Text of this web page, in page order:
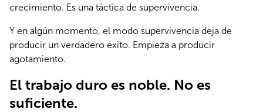
crecimiento. Es una táctica de supervivencia.
Y en algún momento, el modo supervivencia deja de
producir un verdadero éxito. Empieza a producir
agotamiento.
El trabajo duro es noble. No es
suficiente.